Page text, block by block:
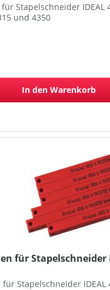
Stapelschneider IDEAL
und 4350
In den Warenkorb
für Stapelschneider
Stapelschneider IDEAL